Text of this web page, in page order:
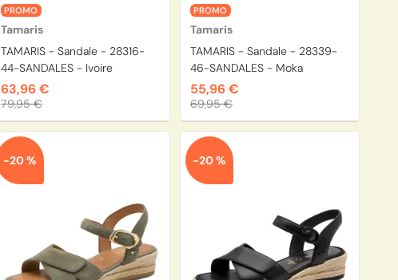
PROMO
Tamaris
TAMARIS - Sandale - 28316-
44-SANDALES - Ivoire
63,96 €
79,95 €
PROMO
Tamaris
TAMARIS - Sandale - 28339-
46-SANDALES - Moka
55,96 €
69,95 €
-20 % -20 %